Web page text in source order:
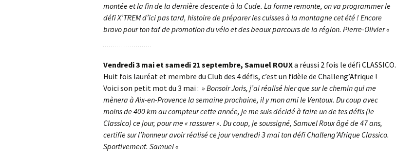
Montbard
Montbard >< Quincerot
lès-Senailly
Nogent-lès-Montbard ><
Villiers
Pierre Pointe
Réservoir de Chazilly
montée et la fin de la dernière descente à la Cude. La forme remonte, on va programmer le
défi X’TREM d’ici pas tard, histoire de préparer les cuisses à la montagne cet été ! Encore
bravo pour ton taf de promotion du vélo et des beaux parcours de la région. Pierre-Olivier «
Vendredi 3 mai et samedi 21 septembre, Samuel ROUXa réussi 2 fois le défi CLASSICO.
Huit fois lauréat et membre du Club des 4 défis, c’est un fidèle de Challeng’Afrique !
Voici son petit mot du 3 mai : » Bonsoir Joris, j’ai réalisé hier que sur le chemin qui me
mènera à Aix-en-Provence la semaine prochaine, il y mon ami le Ventoux. Du coup avec
moins de 400 km au compteur cette année, je me suis décidé à faire un de tes défis (le
Classico) ce jour, pour me « rassurer ». Du coup, je soussigné, Samuel Roux âgé de 47 ans,
certifie sur l’honneur avoir réalisé ce jour vendredi 3 mai ton défi Challeng’Afrique Classico.
Sportivement. Samuel «